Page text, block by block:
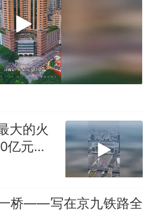
大的火
亿元建
桥——写在京九铁路全